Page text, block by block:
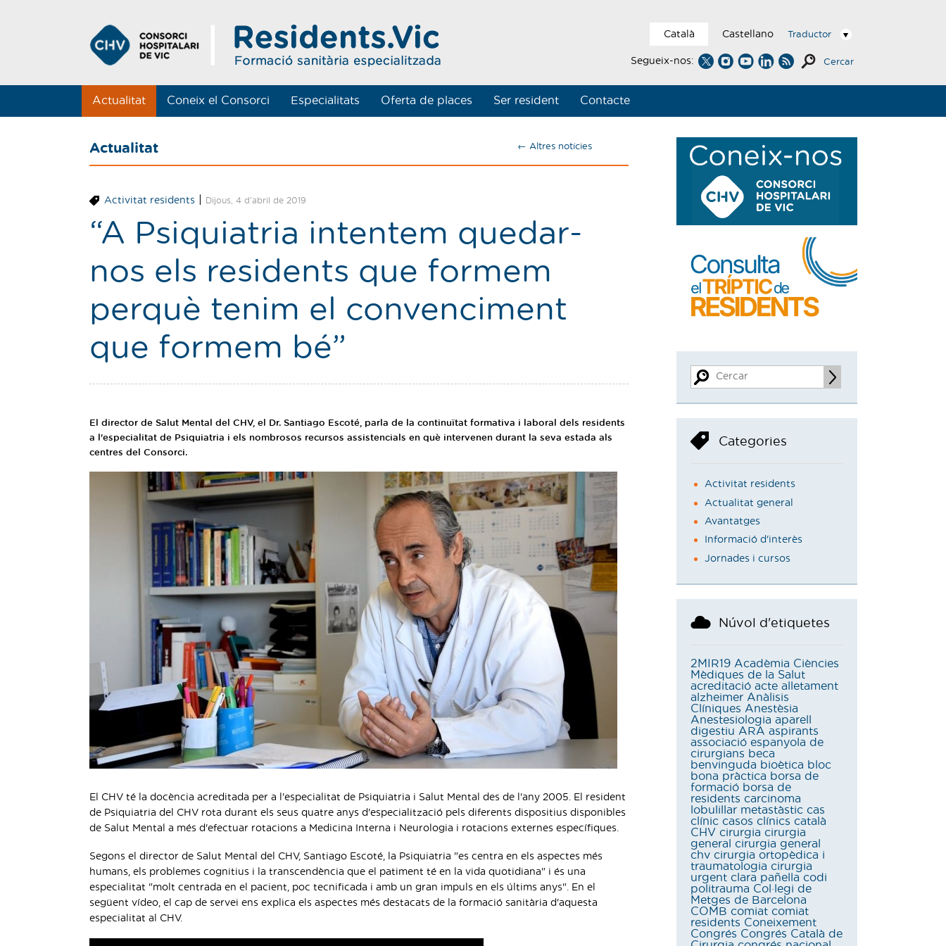
Català Castellano Traductor
Segueix-nos: Cercar
Actualitat Coneix el Consorci Especialitats Oferta de places Ser resident Contacte
Actualitat ← Altres notícies
Activitat residents Dijous, 4 d'abril de 2019
“A Psiquiatria intentem quedar-
nos els residents que formem
perquè tenim el convenciment
que formem bé”
El director de Salut Mental del CHV, el Dr. Santiago Escoté, parla de la continuïtat formativa i laboral dels residents
a l'especialitat de Psiquiatria i els nombrosos recursos assistencials en què intervenen durant la seva estada als
centres del Consorci.
El CHV té la docència acreditada per a l'especialitat de Psiquiatria i Salut Mental des de l'any 2005. El resident
de Psiquiatria del CHV rota durant els seus quatre anys d'especialització pels diferents dispositius disponibles
de Salut Mental a més d'efectuar rotacions a Medicina Interna i Neurologia i rotacions externes específiques.
Segons el director de Salut Mental del CHV, Santiago Escoté, la Psiquiatria "es centra en els aspectes més
humans, els problemes cognitius i la transcendència que el patiment té en la vida quotidiana" i és una
especialitat "molt centrada en el pacient, poc tecnificada i amb un gran impuls en els últims anys". En el
següent vídeo, el cap de servei ens explica els aspectes més destacats de la formació sanitària d'aquesta
especialitat al CHV.
Categories
Activitat residents
Actualitat general
Avantatges
Informació d'interès
Jornades i cursos
Núvol d'etiquetes
2MIR19 Acadèmia Ciències
Mèdiques de la Salut
acreditació acte alletament
alzheimer Anàlisis
Clíniques Anestèsia
Anestesiologia aparell
digestiu ARA aspirants
associació espanyola de
cirurgians beca
benvinguda bioètica bloc
bona pràctica borsa de
formació borsa de
residents carcinoma
lobulillar metastàstic cas
clínic casos clínics català
CHV cirurgia cirurgia
general cirurgia general
chv cirurgia ortopèdica i
traumatologia cirurgia
urgent clara pañella codi
politrauma Col·legi de
Metges de Barcelona
COMB comiat comiat
residents Coneixement
Congrés Congrés Català de